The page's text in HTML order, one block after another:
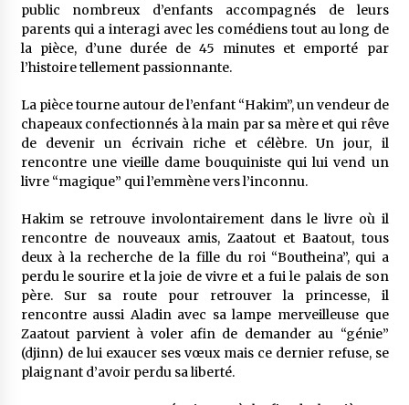
5 ans ago
Le bouc de l’Au-delà
5 ans ago
Le monstrueux vieillard (Un récit du Sud
algérien)
Rencontre nocturne dans le désert (Un conte
touareg)
5 ans ago
Un conte targui/ Quand la tête est vide
public nombreux d’enfants accompagnés de leurs
parents qui a interagi avec les comédiens tout au long de
la pièce, d’une durée de 45 minutes et emporté par
l’histoire tellement passionnante.
La pièce tourne autour de l’enfant “Hakim”, un vendeur de
chapeaux confectionnés à la main par sa mère et qui rêve
de devenir un écrivain riche et célèbre. Un jour, il
rencontre une vieille dame bouquiniste qui lui vend un
livre “magique” qui l’emmène vers l’inconnu.
Hakim se retrouve involontairement dans le livre où il
rencontre de nouveaux amis, Zaatout et Baatout, tous
deux à la recherche de la fille du roi “Boutheina”, qui a
perdu le sourire et la joie de vivre et a fui le palais de son
père. Sur sa route pour retrouver la princesse, il
rencontre aussi Aladin avec sa lampe merveilleuse que
Zaatout parvient à voler afin de demander au “génie”
(djinn) de lui exaucer ses vœux mais ce dernier refuse, se
plaignant d’avoir perdu sa liberté.